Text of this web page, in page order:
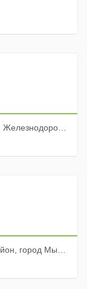
улица, 52А
улица Летная, 17